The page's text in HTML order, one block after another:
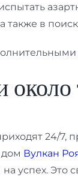
также в
около
24/7,
Вулкан
успех. Это